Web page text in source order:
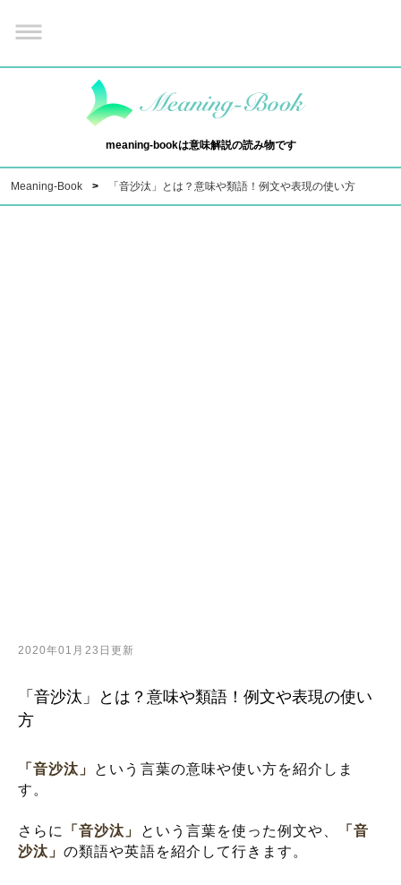
meaning-bookは意味解説の読み物です
Meaning-Book 「音沙汰」とは？意味や類語！例文や表現の使い方
2020年01月23日更新
「音沙汰」とは？意味や類語！例文や表現の使い
方
「音沙汰」 という言葉の意味や使い方を紹介しま
す。
さらに 「音沙汰」 という言葉を使った例文や、
「音
沙汰」の類語や英語を紹介して行きます。